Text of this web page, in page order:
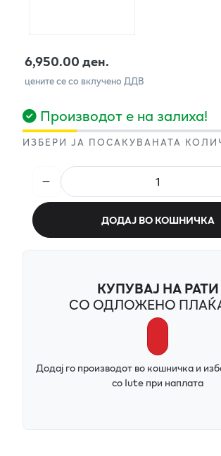
6,950.00 ден.
цените се со вклучено ДДВ
Производот е на залиха!
ИЗБЕРИ ЈА ПОСАКУВАНАТА
ДОДАЈ ВО КОШНИЧКА
КУПУВАЈ НА РАТИ
СО ОДЛОЖЕНО
Додај го производот во кошничка и
со Iute при наплата